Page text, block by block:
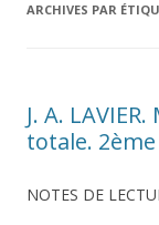
ARCHIVES PAR
J. A.
totale.
NOTES DE